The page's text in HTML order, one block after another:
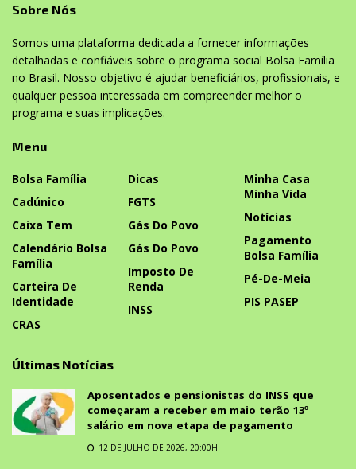
Sobre Nós
Somos uma plataforma dedicada a fornecer informações
detalhadas e confiáveis sobre o programa social Bolsa Família
no Brasil. Nosso objetivo é ajudar beneficiários, profissionais, e
qualquer pessoa interessada em compreender melhor o
programa e suas implicações.
Menu
Bolsa Família
Cadúnico
Caixa Tem
Calendário Bolsa
Família
Carteira De
Identidade
CRAS
Dicas
FGTS
Gás Do Povo
Gás Do Povo
Imposto De
Renda
INSS
Minha Casa
Minha Vida
Notícias
Pagamento
Bolsa Família
Pé-De-Meia
PIS PASEP
Últimas Notícias
Aposentados e pensionistas do INSS que
começaram a receber em maio terão 13º
salário em nova etapa de pagamento
12 DE JULHO DE 2026, 20:00H